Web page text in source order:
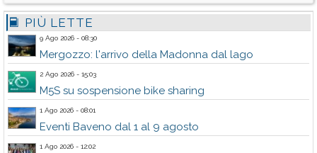
PIÙ LETTE
9 Ago 2026 - 08:30
Mergozzo: l'arrivo della Madonna dal lago
2 Ago 2026 - 15:03
M5S su sospensione bike sharing
1 Ago 2026 - 08:01
Eventi Baveno dal 1 al 9 agosto
1 Ago 2026 - 12:02